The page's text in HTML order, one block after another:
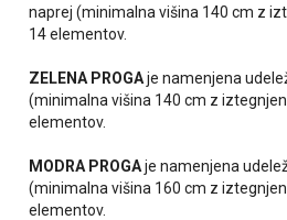
naprej (minimalna višina 140 cm z
14 elementov.
ZELENA PROGAje namenjena
(minimalna višina 140 cm z
elementov.
MODRA PROGAje namenjena
(minimalna višina 160 cm z
elementov.